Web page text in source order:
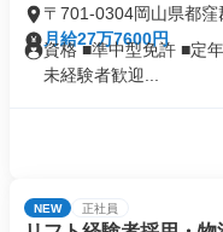
〒701-0304岡山県都窪
月給27万7600円
資格 ■準中型免許 ■定
未経験者歓迎...
NEW 正社員